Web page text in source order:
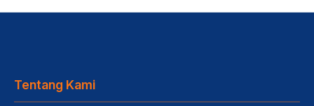
Tentang Kami